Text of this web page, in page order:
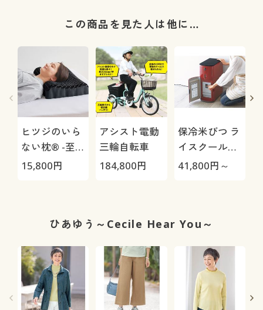
この商品を見た人は他に…
ヒツジのいら
ない枕® -至
極-
15,800円
アシスト電動
三輪自転車
184,800円
保冷米びつ ラ
イスクール
HRC-
41,800円～
ひあゆう～Cecile Hear You～